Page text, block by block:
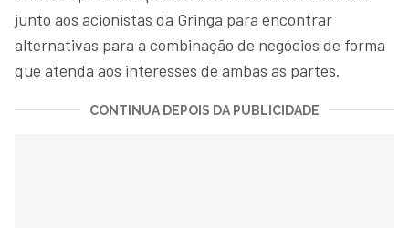
junto aos acionistas da Gringa para encontrar
alternativas para a combinação de negócios de forma
que atenda aos interesses de ambas as partes.
CONTINUA DEPOIS DA PUBLICIDADE